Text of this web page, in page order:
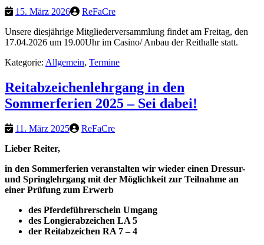
15. März 2026
ReFaCre
Unsere diesjährige Mitgliederversammlung findet am Freitag, den
17.04.2026 um 19.00Uhr im Casino/ Anbau der Reithalle statt.
Kategorie: Allgemein, Termine
Reitabzeichenlehrgang in den
Sommerferien 2025 – Sei dabei!
11. März 2025
ReFaCre
Lieber Reiter,
in den Sommerferien veranstalten wir wieder einen Dressur-
und Springlehrgang mit der Möglichkeit zur Teilnahme an
einer Prüfung zum Erwerb
des Pferdeführerschein Umgang
des Longierabzeichen LA 5
der Reitabzeichen RA 7 – 4